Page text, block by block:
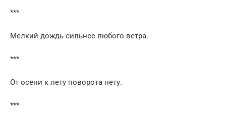
***
Мелкий дождь сильнее любого ветра.
***
От осени к лету поворота нету.
***